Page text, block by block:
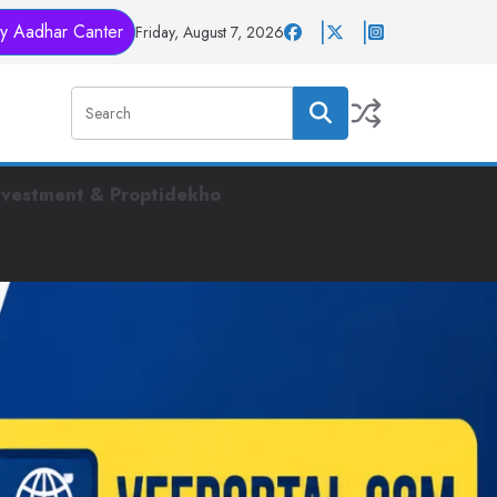
Aadhar Canter Friday, August 7, 2026
& Proptidekho